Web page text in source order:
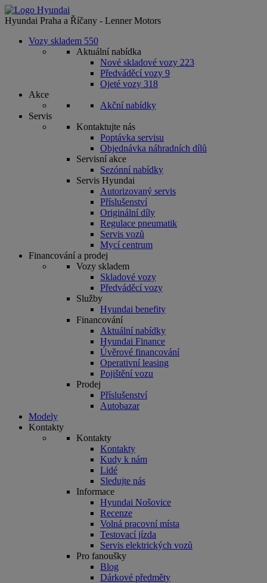
Hyundai Praha a Říčany - Lenner Motors
Vozy skladem 550
Aktuální nabídka
Nové skladové vozy 223
Předváděcí vozy 9
Ojeté vozy 318
Akce
Akční nabídky
Servis
Kontaktujte nás
Poptávka servisu
Objednávka náhradních dílů
Servisní akce
Sezónní nabídky
Servis Hyundai
Autorizovaný servis
Příslušenství
Originální díly
Regulace pneumatik
Servis vozů
Mycí centrum
Financování a prodej
Vozy skladem
Skladové vozy
Předváděcí vozy
Služby
Hyundai benefity
Financování
Aktuální nabídky
Hyundai Finance
Úvěrové financování
Operativní leasing
Pojištění vozu
Prodej
Příslušenství
Autobazar
Modely
Kontakty
Kontakty
Kontakty
Kudy k nám
Lidé
Sledujte nás
Informace
Hyundai Nošovice
Recenze
Volná pracovní místa
Testovací jízda
Servis elektrických vozů
Pro fanoušky
Blog
Dárkové předměty